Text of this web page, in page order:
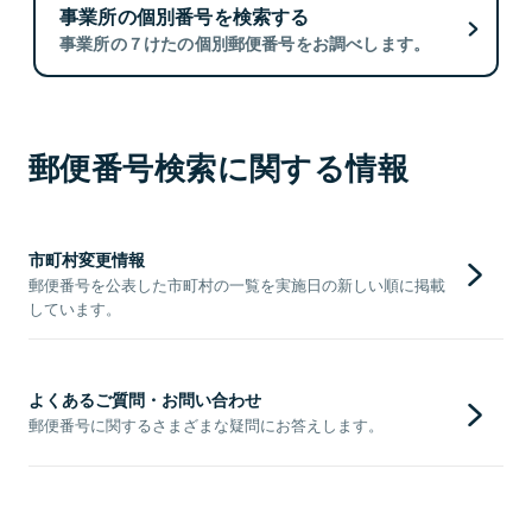
事業所の個別番号を検索する
事業所の７けたの個別郵便番号をお調べします。
郵便番号検索に関する情報
市町村変更情報
郵便番号を公表した市町村の一覧を実施日の新しい順に掲載
しています。
よくあるご質問・お問い合わせ
郵便番号に関するさまざまな疑問にお答えします。